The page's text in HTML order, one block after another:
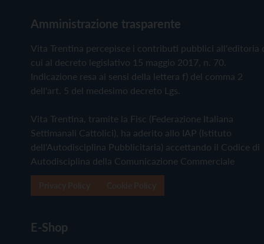
Amministrazione trasparente
Vita Trentina percepisce i contributi pubblici all'editoria
cui al decreto legislativo 15 maggio 2017, n. 70.
Indicazione resa ai sensi della lettera f) del comma 2
dell'art. 5 del medesimo decreto Lgs.
Vita Trentina, tramite la Fisc (Federazione Italiana
Settimanali Cattolici), ha aderito allo IAP (Istituto
dell'Autodisciplina Pubblicitaria) accettando il Codice di
Autodisciplina della Comunicazione Commerciale
E-Shop